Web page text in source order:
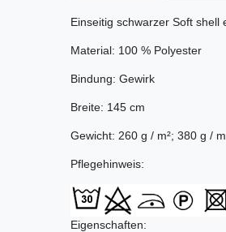
Einseitig schwarzer Soft shell
Material: 100 % Polyester
Bindung: Gewirk
Breite: 145 cm
Gewicht: 260 g / m²; 380 g / m
Pflegehinweis:
Eigenschaften: